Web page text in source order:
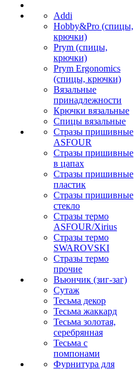
Addi
Hobby&Pro (спицы,
крючки)
Prym (спицы,
крючки)
Prym Ergonomics
(спицы, крючки)
Вязальные
принадлежности
Крючки вязальные
Спицы вязальные
Стразы пришивные
ASFOUR
Стразы пришивные
в цапах
Стразы пришивные
пластик
Стразы пришивные
стекло
Стразы термо
ASFOUR/Xirius
Стразы термо
SWAROVSKI
Стразы термо
прочие
Вьюнчик (зиг-заг)
Сутаж
Тесьма декор
Тесьма жаккард
Тесьма золотая,
серебрянная
Тесьма с
помпонами
Фурнитура для